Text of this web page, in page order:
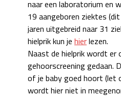
naar een laboratorium en
19 aangeboren ziektes
jaren uitgebreid naar 31
hielprik kun je hierlezen.
Naast de hielprik wordt er
gehoorscreening gedaan.
of je baby goed hoort (let
wordt hier niet in